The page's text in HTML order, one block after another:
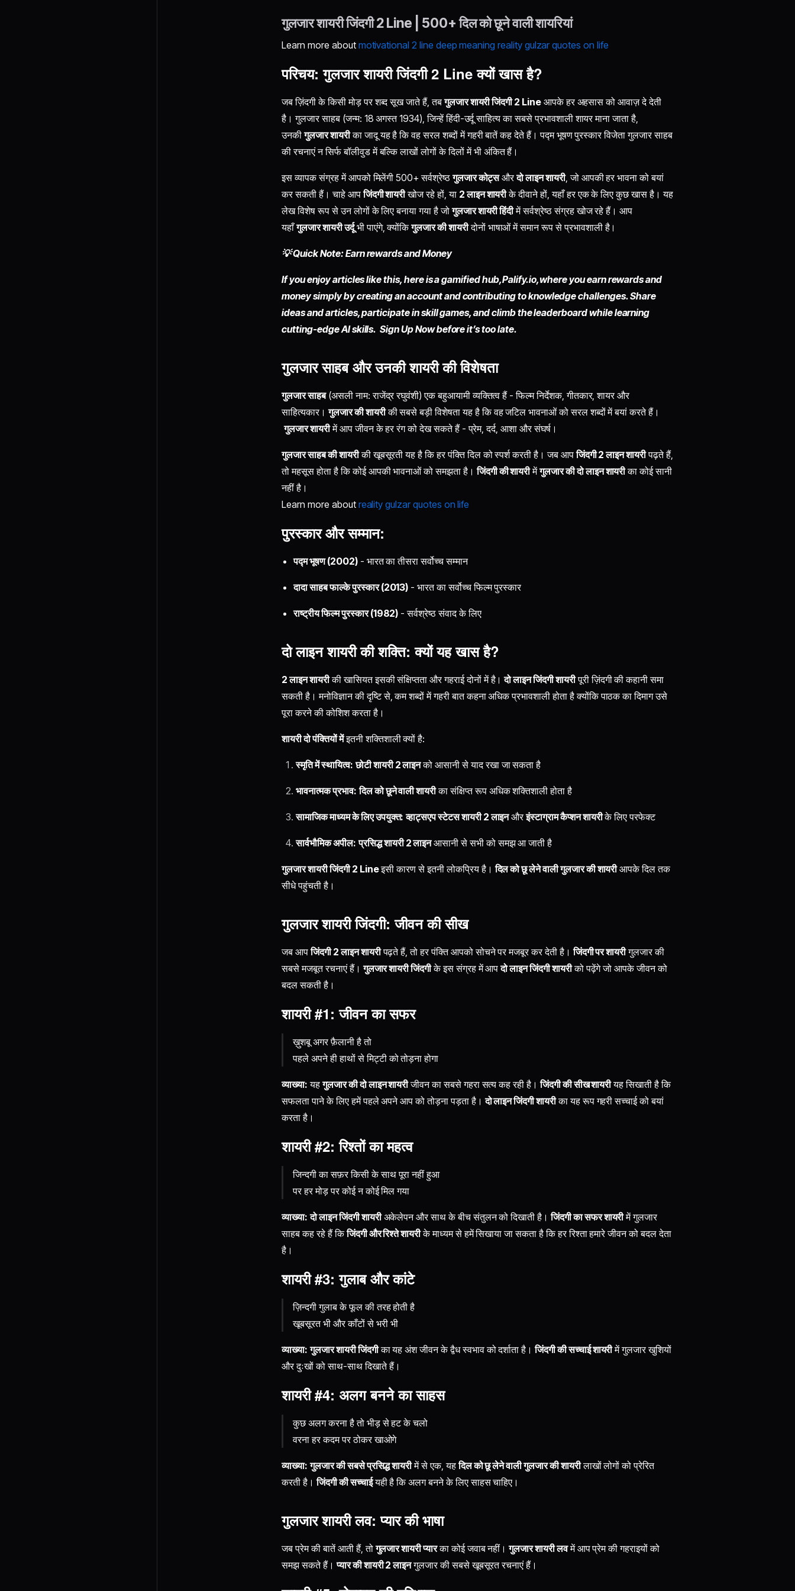
गुलजार शायरी जिंदगी 2 Line | 500+ दिल को छूने वाली शायरियां
Learn more about motivational 2 line deep meaning reality gulzar quotes on life
परिचय: गुलजार शायरी जिंदगी 2 Line क्यों खास है?
जब ज़िंदगी के किसी मोड़ पर शब्द सूख जाते हैं, तबगुलजार शायरी जिंदगी 2 Lineआपके हर अहसास को आवाज़ दे देती
है। गुलजार साहब (जन्म: 18 अगस्त 1934), जिन्हें हिंदी-उर्दू साहित्य का सबसे प्रभावशाली शायर माना जाता है,
उनकीगुलजार शायरीका जादू यह है कि वह सरल शब्दों में गहरी बातें कह देते हैं। पद्म भूषण पुरस्कार विजेता गुलजार साहब
की रचनाएं न सिर्फ बॉलीवुड में बल्कि लाखों लोगों के दिलों में भी अंकित हैं।
इस व्यापक संग्रह में आपको मिलेंगी 500+ सर्वश्रेष्ठगुलजार कोट्सऔरदो लाइन शायरी, जो आपकी हर भावना को बयां
कर सकती हैं। चाहे आपजिंदगी शायरीखोज रहे हों, या 2 लाइन शायरीके दीवाने हों, यहाँ हर एक के लिए कुछ खास है। यह
लेख विशेष रूप से उन लोगों के लिए बनाया गया है जोगुलजार शायरी हिंदीमें सर्वश्रेष्ठ संग्रह खोज रहे हैं। आप
यहाँगुलजार शायरी उर्दूभी पाएंगे, क्योंकिगुलजार की शायरीदोनों भाषाओं में समान रूप से प्रभावशाली है।
💡 Quick Note: Earn rewards and Money
If you enjoy articles like this, here is a gamified hub,Palify.io,where you earn rewards and
money simply bycreating an accountand contributing to knowledge challenges. Share
ideas and articles, participate in skill games, and climb the leaderboard while learning
cutting-edge AI skills. Sign Up Now before it’s too late.
गुलजार साहब और उनकी शायरी की विशेषता
गुलजार साहब(असली नाम: राजेंद्र रघुवंशी) एक बहुआयामी व्यक्तित्व हैं - फिल्म निर्देशक, गीतकार, शायर और
साहित्यकार।गुलजार की शायरीकी सबसे बड़ी विशेषता यह है कि वह जटिल भावनाओं को सरल शब्दों में बयां करते हैं।
गुलजार शायरीमें आप जीवन के हर रंग को देख सकते हैं - प्रेम, दर्द, आशा और संघर्ष।
गुलजार साहब की शायरीकी खूबसूरती यह है कि हर पंक्ति दिल को स्पर्श करती है। जब आपजिंदगी 2 लाइन शायरीपढ़ते हैं,
तो महसूस होता है कि कोई आपकी भावनाओं को समझता है।जिंदगी की शायरीमेंगुलजार की दो लाइन शायरीका कोई सानी
नहीं है।
Learn more about reality gulzar quotes on life
पुरस्कार और सम्मान:
पद्म भूषण (2002)- भारत का तीसरा सर्वोच्च सम्मान
दादा साहब फाल्के पुरस्कार (2013) - भारत का सर्वोच्च फिल्म पुरस्कार
राष्ट्रीय फिल्म पुरस्कार (1982) - सर्वश्रेष्ठ संवाद के लिए
दो लाइन शायरी की शक्ति: क्यों यह खास है?
2 लाइन शायरीकी खासियत इसकी संक्षिप्तता और गहराई दोनों में है।दो लाइन जिंदगी शायरीपूरी ज़िंदगी की कहानी समा
सकती है। मनोविज्ञान की दृष्टि से, कम शब्दों में गहरी बात कहना अधिक प्रभावशाली होता है क्योंकि पाठक का दिमाग उसे
पूरा करने की कोशिश करता है।
शायरी दो पंक्तियों मेंइतनी शक्तिशाली क्यों है:
स्मृति में स्थायित्व: छोटी शायरी 2 लाइनको आसानी से याद रखा जा सकता है
भावनात्मक प्रभाव: दिल को छूने वाली शायरीका संक्षिप्त रूप अधिक शक्तिशाली होता है
सामाजिक माध्यम के लिए उपयुक्त: व्हाट्सएप स्टेटस शायरी 2 लाइनऔरइंस्टाग्राम कैप्शन शायरीके लिए परफेक्ट
सार्वभौमिक अपील: प्रसिद्ध शायरी 2 लाइनआसानी से सभी को समझ आ जाती है
गुलजार शायरी जिंदगी 2 Lineइसी कारण से इतनी लोकप्रिय है।दिल को छू लेने वाली गुलजार की शायरीआपके दिल तक
सीधे पहुंचती है।
गुलजार शायरी जिंदगी: जीवन की सीख
जब आपजिंदगी 2 लाइन शायरीपढ़ते हैं, तो हर पंक्ति आपको सोचने पर मजबूर कर देती है।जिंदगी पर शायरीगुलजार की
सबसे मजबूत रचनाएं हैं।गुलजार शायरी जिंदगीके इस संग्रह में आपदो लाइन जिंदगी शायरीको पढ़ेंगे जो आपके जीवन को
बदल सकती है।
शायरी #1: जीवन का सफर
ख़ुशबू अगर फ़ैलानी है तो
पहले अपने ही हाथों से मिट्टी को तोड़ना होगा
व्याख्या: यहगुलजार की दो लाइन शायरीजीवन का सबसे गहरा सत्य कह रही है।जिंदगी की सीख शायरीयह सिखाती है कि
सफलता पाने के लिए हमें पहले अपने आप को तोड़ना पड़ता है।दो लाइन जिंदगी शायरीका यह रूप गहरी सच्चाई को बयां
करता है।
शायरी #2: रिश्तों का महत्व
जिन्दगी का सफ़र किसी के साथ पूरा नहीं हुआ
पर हर मोड़ पर कोई न कोई मिल गया
व्याख्या: दो लाइन जिंदगी शायरीअकेलेपन और साथ के बीच संतुलन को दिखाती है।जिंदगी का सफर शायरीमें गुलजार
साहब कह रहे हैं किजिंदगी और रिश्ते शायरीके माध्यम से हमें सिखाया जा सकता है कि हर रिश्ता हमारे जीवन को बदल देता
है।
शायरी #3: गुलाब और कांटे
ज़िन्दगी गुलाब के फूल की तरह होती है
खूबसूरत भी और काँटों से भरी भी
व्याख्या: गुलजार शायरी जिंदगीका यह अंश जीवन के द्वैध स्वभाव को दर्शाता है।जिंदगी की सच्चाई शायरीमें गुलजार खुशियों
और दुःखों को साथ-साथ दिखाते हैं।
शायरी #4: अलग बनने का साहस
कुछ अलग करना है तो भीड़ से हट के चलो
वरना हर कदम पर ठोकर खाओगे
व्याख्या: गुलजार की सबसे प्रसिद्ध शायरीमें से एक, यहदिल को छू लेने वाली गुलजार की शायरीलाखों लोगों को प्रेरित
करती है।जिंदगी की सच्चाईयही है कि अलग बनने के लिए साहस चाहिए।
गुलजार शायरी लव: प्यार की भाषा
जब प्रेम की बातें आती हैं, तोगुलजार शायरी प्यारका कोई जवाब नहीं।गुलजार शायरी लवमें आप प्रेम की गहराइयों को
समझ सकते हैं।प्यार की शायरी 2 लाइनगुलजार की सबसे खूबसूरत रचनाएं हैं।